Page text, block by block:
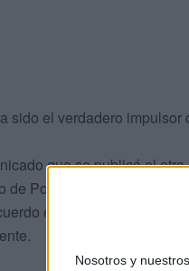
Nosotros y
sido el verdadero
que se publicó el
de Policía y la
era en las críticas a